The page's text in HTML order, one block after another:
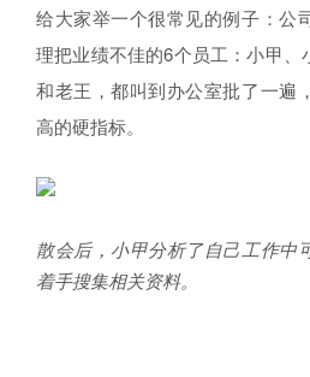
给大家举一个很常见的例子：公
理把业绩不佳的6个员工：小甲
和老王，都叫到办公室批了一遍
高的硬指标。
散会后，小甲分析了自己工作中
着手搜集相关资料。